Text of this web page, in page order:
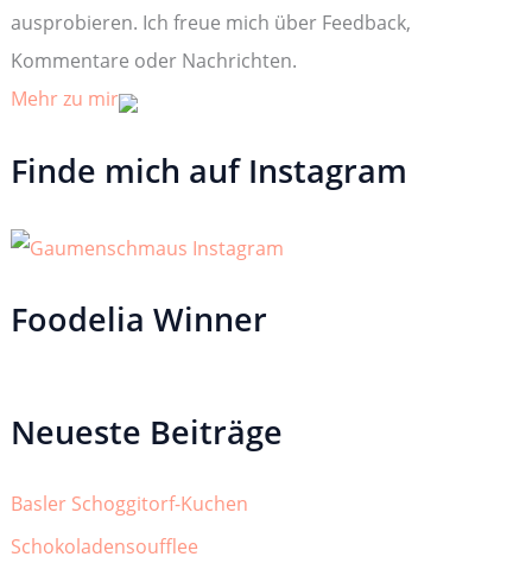
ausprobieren. Ich freue mich über Feedback,
Kommentare oder Nachrichten.
Mehr zu mir
Finde mich auf Instagram
Foodelia Winner
Neueste Beiträge
Basler Schoggitorf-Kuchen
Schokoladensoufflee